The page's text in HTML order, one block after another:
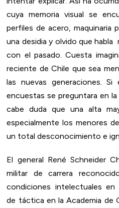
cuya memoria visual se
perfiles de acero, maquinaria
una desidia y olvido que habla
con el pasado. Cuesta
reciente de Chile que sea
las nuevas generaciones.
encuestas se preguntara en
cabe duda que una alta
especialmente los menores
un total desconocimiento e
El general René Schneider
militar de carrera
condiciones intelectuales
de táctica en la Academia de